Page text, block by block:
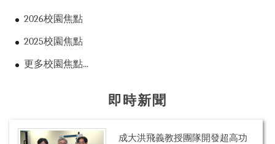
2026校園焦點
2025校園焦點
更多校園焦點...
即時新聞
成大洪飛義教授團隊開發超高功